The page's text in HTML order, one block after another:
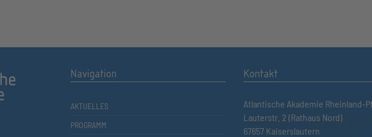
Navigation
AKTUELLES
PROGRAMM
Kontakt
Atlantische Akademie Rheinland-
Lauterstr. 2 (Rathaus Nord)
67657 Kaiserslautern